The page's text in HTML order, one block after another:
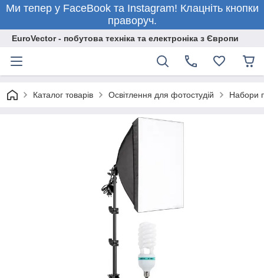
Ми тепер у FaceBook та Instagram! Клацніть кнопки
праворуч.
EuroVector - побутова техніка та електроніка з Європи
Каталог товарів Освітлення для фотостудій Набори